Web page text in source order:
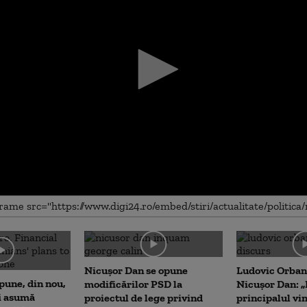
din nou,
asumă
Nicușor Dan se opune
modificărilor PSD la
proiectul de lege privind
Ludovic
Nicușor Dan:
principalul